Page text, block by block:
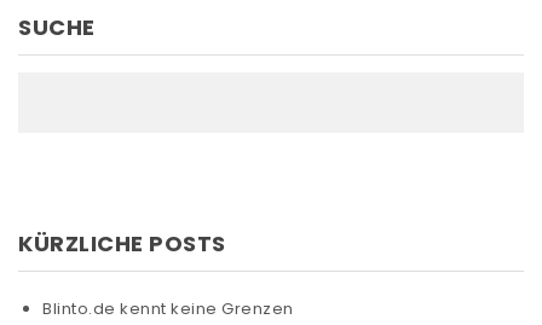
SUCHE
KÜRZLICHE POSTS
Blinto.de kennt keine Grenzen